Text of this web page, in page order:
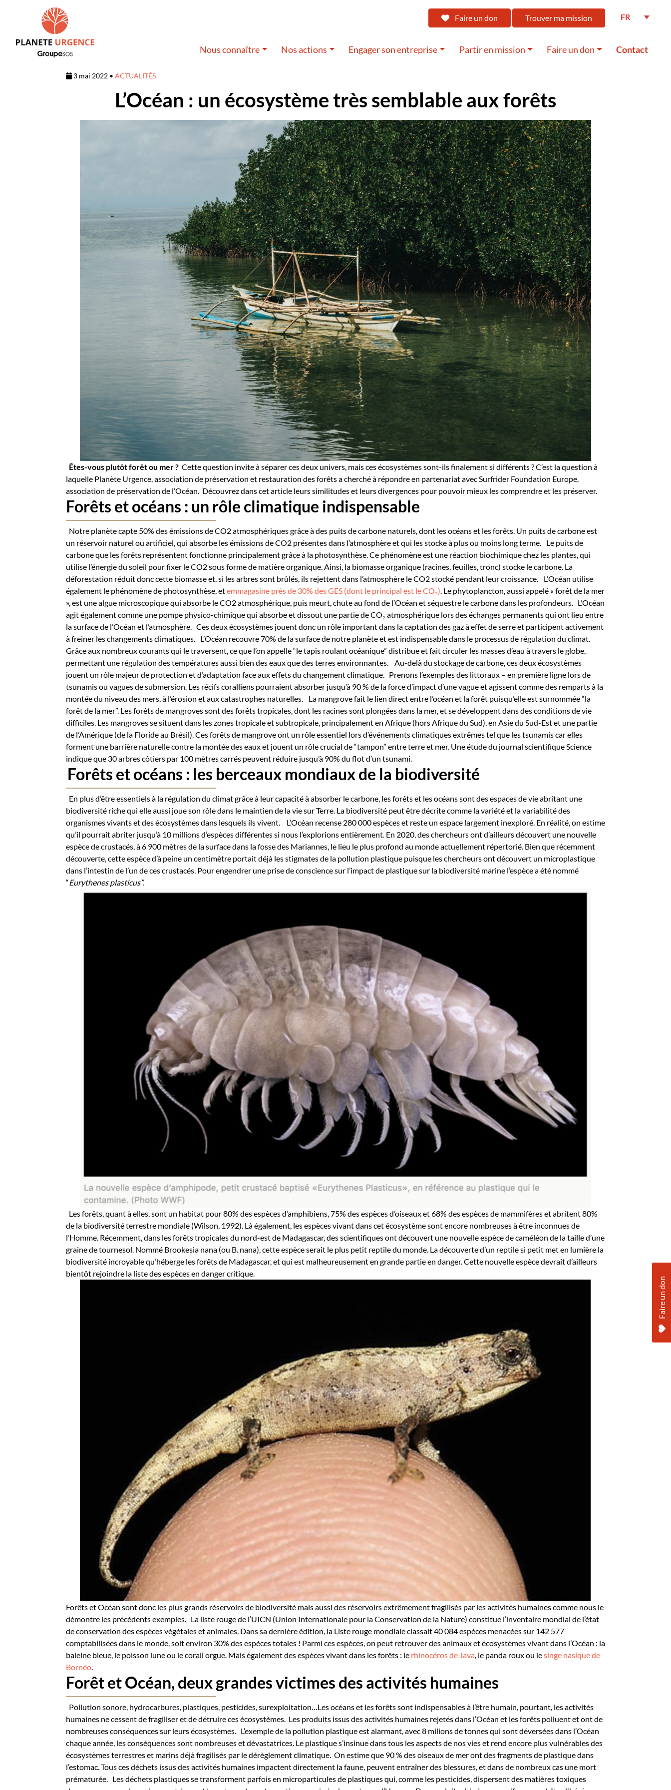
Faire un don Trouver ma mission FR
Nous connaître Nos actions Engager son entreprise Partir en mission Faire un don Contact
3 mai 2022 • ACTUALITÉS
L’Océan : un écosystème très semblable aux forêts
Êtes-vous plutôt forêt ou mer ? Cette question invite à séparer ces deux univers, mais ces écosystèmes sont-ils finalement si différents ? C’est la question à
laquelle Planète Urgence, association de préservation et restauration des forêts a cherché à répondre en partenariat avec Surfrider Foundation Europe,
association de préservation de l’Océan. Découvrez dans cet article leurs similitudes et leurs divergences pour pouvoir mieux les comprendre et les préserver.
Forêts et océans : un rôle climatique indispensable
Notre planète capte 50% des émissions de CO2 atmosphériques grâce à des puits de carbone naturels, dont les océans et les forêts. Un puits de carbone est
un réservoir naturel ou artificiel, qui absorbe les émissions de CO2 présentes dans l’atmosphère et qui les stocke à plus ou moins long terme. Le puits de
carbone que les forêts représentent fonctionne principalement grâce à la photosynthèse. Ce phénomène est une réaction biochimique chez les plantes, qui
utilise l’énergie du soleil pour fixer le CO2 sous forme de matière organique. Ainsi, la biomasse organique (racines, feuilles, tronc) stocke le carbone. La
déforestation réduit donc cette biomasse et, si les arbres sont brûlés, ils rejettent dans l’atmosphère le CO2 stocké pendant leur croissance.
L’Océan utilise
également le phénomène de photosynthèse, etemmagasine près de 30% des GES (dont le principal est le CO₂). Le phytoplancton, aussi appelé « forêt de la mer
», est une algue microscopique qui absorbe le CO2 atmosphérique, puis meurt, chute au fond de l’Océan et séquestre le carbone dans les profondeurs. L’Océan
agit également comme une pompe physico-chimique qui absorbe et dissout une partie de CO₂ atmosphérique lors des échanges permanents qui ont lieu entre
la surface de l’Océan et l’atmosphère. Ces deux écosystèmes jouent donc un rôle important dans la captation des gaz à effet de serre et participent activement
à freiner les changements climatiques. L’Océan recouvre 70% de la surface de notre planète et est indispensable dans le processus de régulation du climat.
Grâce aux nombreux courants qui le traversent, ce que l’on appelle “le tapis roulant océanique” distribue et fait circuler les masses d’eau à travers le globe,
permettant une régulation des températures aussi bien des eaux que des terres environnantes.
Au-delà du stockage de carbone, ces deux écosystèmes
jouent un rôle majeur de protection et d’adaptation face aux effets du changement climatique. Prenons l’exemples des littoraux – en première ligne lors de
tsunamis ou vagues de submersion. Les récifs coralliens pourraient absorber jusqu’à 90 % de la force d’impact d’une vague et agissent comme des remparts à la
montée du niveau des mers, à l’érosion et aux catastrophes naturelles.
La mangrove fait le lien direct entre l’océan et la forêt puisqu’elle est surnommée “la
forêt de la mer”. Les forêts de mangroves sont des forêts tropicales, dont les racines sont plongées dans la mer, et se développent dans des conditions de vie
difficiles. Les mangroves se situent dans les zones tropicale et subtropicale, principalement en Afrique (hors Afrique du Sud), en Asie du Sud-Est et une partie
de l’Amérique (de la Floride au Brésil). Ces forêts de mangrove ont un rôle essentiel lors d’événements climatiques extrêmes tel que les tsunamis car elles
forment une barrière naturelle contre la montée des eaux et jouent un rôle crucial de “tampon” entre terre et mer. Une étude du journal scientifique Science
indique que 30 arbres côtiers par 100 mètres carrés peuvent réduire jusqu’à 90% du flot d’un tsunami.
Forêts et océans : les berceaux mondiauxde la biodiversité
En plus d’être essentiels à la régulation du climat grâce à leur capacité à absorber le carbone, les forêts et les océans sont des espaces de vie abritant une
biodiversité riche qui elle aussi joue son rôle dans le maintien de la vie sur Terre. La biodiversité peut être décrite comme la variété et la variabilité des
organismes vivants et des écosystèmes dans lesquels ils vivent.
L’Océan recense 280 000 espèces et reste un espace largement inexploré. En réalité, on estime
qu’il pourrait abriter jusqu’à 10 millions d’espèces différentes si nous l’explorions entièrement. En 2020, des chercheurs ont d’ailleurs découvert une nouvelle
espèce de crustacés, à 6 900 mètres de la surface dans la fosse des Mariannes, le lieu le plus profond au monde actuellement répertorié. Bien que récemment
découverte, cette espèce d’à peine un centimètre portait déjà les stigmates de la pollution plastique puisque les chercheurs ont découvert un microplastique
dans l’intestin de l’un de ces crustacés. Pour engendrer une prise de conscience sur l’impact de plastique sur la biodiversité marine l’espèce a été nommé
“Eurythenes plasticus”.
Les forêts, quant à elles, sont un habitat pour 80% des espèces d’amphibiens, 75% des espèces d’oiseaux et 68% des espèces de mammifères et abritent 80%
de la biodiversité terrestre mondiale (Wilson, 1992). Là également, les espèces vivant dans cet écosystème sont encore nombreuses à être inconnues de
l’Homme. Récemment, dans les forêts tropicales du nord-est de Madagascar, des scientifiques ont découvert une nouvelle espèce de caméléon de la taille d’une
graine de tournesol. Nommé Brookesia nana (ou B. nana),cette espèce serait le plus petit reptile du monde. La découverte d’un reptile si petit met en lumière la
biodiversité incroyable qu’héberge les forêts de Madagascar, et qui est malheureusement en grande partie en danger. Cette nouvelle espèce devrait d’ailleurs
bientôt rejoindre la liste des espèces en danger critique.
Forêts et Océan sont donc les plus grands réservoirs de biodiversité mais aussi des réservoirs extrêmement fragilisés par les activités humaines comme nous le
démontre les précédents exemples. La liste rouge de l’UICN (Union Internationale pour la Conservation de la Nature) constitue l’inventaire mondial de l’état
de conservation des espèces végétales et animales. Dans sa dernière édition, la Liste rouge mondiale classait 40 084 espèces menacées sur 142 577
comptabilisées dans le monde, soit environ 30% des espèces totales ! Parmi ces espèces, on peut retrouver des animaux et écosystèmes vivant dans l’Océan : la
baleine bleue, le poisson lune ou le corail orgue. Mais également des espèces vivant dans les forêts : le rhinocéros de Java, le panda roux ou lesinge nasique de
Bornéo.
ForêtetOcéan, deux grandesvictimes des activités humaines
Pollution sonore, hydrocarbures, plastiques, pesticides, surexploitation…Les océans et les forêts sont indispensables à l’être humain, pourtant, les activités
humaines ne cessent de fragiliser et de détruire ces écosystèmes. Les produits issus des activités humaines rejetés dans l’Océan et les forêts polluent et ont de
nombreuses conséquences sur leurs écosystèmes. L’exemple de la pollution plastique est alarmant,avec 8 milions de tonnes qui sont déversées dans l’Océan
chaque année, les conséquences sont nombreuses et dévastatrices. Le plastique s’insinue dans tous les aspects de nos vies et rend encore plus vulnérables des
écosystèmes terrestres et marins déjà fragilisés par le dérèglement climatique. On estime que 90 % des oiseaux de mer ont des fragments de plastique dans
l’estomac. Tous ces déchets issus des activités humaines impactent directement la faune, peuvent entraîner des blessures, et dans de nombreux cas une mort
prématurée. Les déchets plastiques se transforment parfois en microparticules de plastiques qui, comme les pesticides, dispersent des matières toxiques
Faire un don